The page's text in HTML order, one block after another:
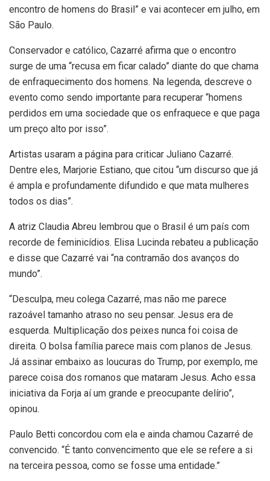
encontro de homens do Brasil” e vai acontecer em julho, em
São Paulo.
Conservador e católico, Cazarré afirma que o encontro
surge de uma “recusa em ficar calado” diante do que chama
de enfraquecimento dos homens. Na legenda, descreve o
evento como sendo importante para recuperar “homens
perdidos em uma sociedade que os enfraquece e que paga
um preço alto por isso”.
Artistas usaram a página para criticar Juliano Cazarré.
Dentre eles, Marjorie Estiano, que citou “um discurso que já
é ampla e profundamente difundido e que mata mulheres
todos os dias”.
A atriz Claudia Abreu lembrou que o Brasil é um país com
recorde de feminicídios. Elisa Lucinda rebateu a publicação
e disse que Cazarré vai “na contramão dos avanços do
mundo”.
“Desculpa, meu colega Cazarré, mas não me parece
razoável tamanho atraso no seu pensar. Jesus era de
esquerda. Multiplicação dos peixes nunca foi coisa de
direita. O bolsa família parece mais com planos de Jesus.
Já assinar embaixo as loucuras do Trump, por exemplo, me
parece coisa dos romanos que mataram Jesus. Acho essa
iniciativa da Forja aí um grande e preocupante delírio”,
opinou.
Paulo Betti concordou com ela e ainda chamou Cazarré de
convencido. “É tanto convencimento que ele se refere a si
na terceira pessoa, como se fosse uma entidade.”